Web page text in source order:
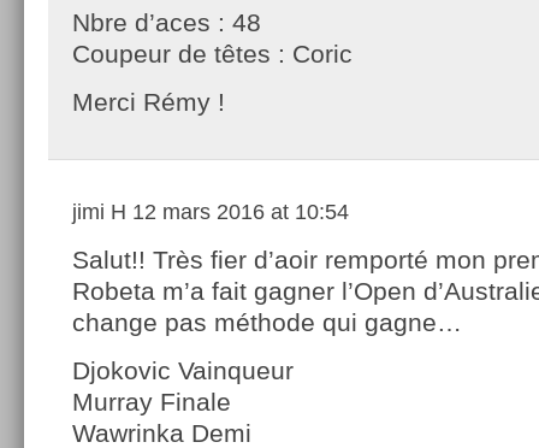
Nbre d’aces : 48
Coupeur de têtes : Coric
Merci Rémy !
jimi H 12 mars 2016 at 10:54
Salut!! Très fier d’aoir remporté mon
Robeta m’a fait gagner l’Open
change pas méthode qui gagne…
Djokovic Vainqueur
Murray Finale
Wawrinka Demi